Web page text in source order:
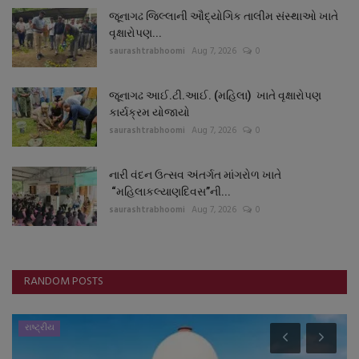
જૂનાગઢ જિલ્લાની ઔદ્યોગિક તાલીમ સંસ્થાઓ ખાતે
વૃક્ષારોપણ...
saurashtrabhoomi Aug 7, 2026 0
જૂનાગઢ આઈ.ટી.આઈ. (મહિલા) ખાતે વૃક્ષારોપણ
કાર્યક્રમ યોજાયો
saurashtrabhoomi Aug 7, 2026 0
નારી વંદન ઉત્સવ અંતર્ગત માંગરોળ ખાતે
“મહિલાકલ્યાણદિવસ”ની...
saurashtrabhoomi Aug 7, 2026 0
RANDOM POSTS
રાષ્ટ્રીય